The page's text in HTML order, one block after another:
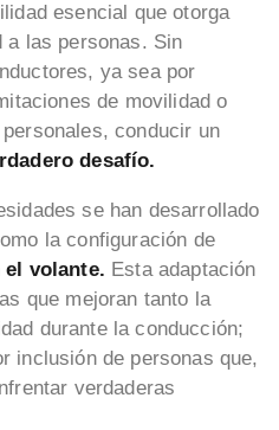
esencial que otorga
a las personas. Sin
ya sea por
de movilidad o
conducir un
desafío.
se han desarrollado
la configuración de
el volante. Esta adaptación
que mejoran tanto la
durante la conducción;
inclusión de personas que,
verdaderas